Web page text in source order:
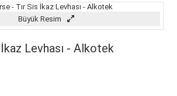
Büyük Resim
Levhası - Alkotek